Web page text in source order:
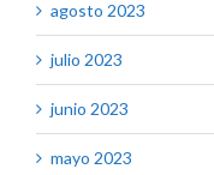
agosto 2023
julio 2023
junio 2023
mayo 2023